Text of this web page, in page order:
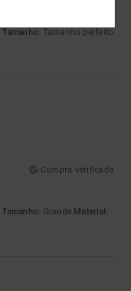
Tamanho: Tamanho perfeito
Compra verificada
Tamanho: Grande Material: